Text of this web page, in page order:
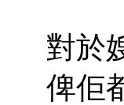
對於
俾佢